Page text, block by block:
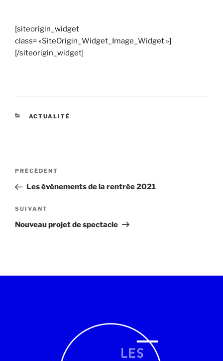
[siteorigin_widget
class= »SiteOrigin_Widget_Image_Widget »]
[/siteorigin_widget]
ACTUALITÉ
PRÉCÉDENT
Les événements de la rentrée 2021
SUIVANT
Nouveau projet de spectacle